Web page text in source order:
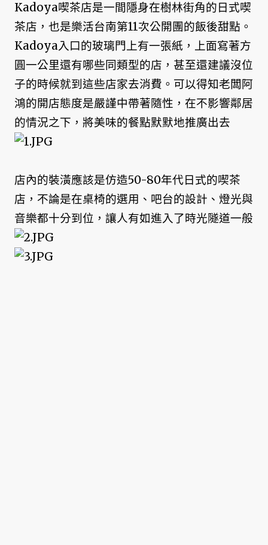
Kadoya喫茶店是一間隱身在樹林街角的日式喫
茶店，也是樂活台南第11次公開團的飯後甜點。
Kadoya入口的玻璃門上有一張紙，上面寫著方
圓一公里還有哪些同類型的店，甚至還建議沒位
子的時候就到這些店家去消費。 可以得知老闆阿
鴻的開店態度是嚴謹中帶著隨性，在不影響鄰居
的情況之下，將美味的餐點默默地推廣出去
店內的裝潢應該是仿造50-80年代日式的喫茶
店，不論是在桌椅的選用、吧台的設計、燈光與
音樂都十分到位，讓人有如進入了時光隧道一般